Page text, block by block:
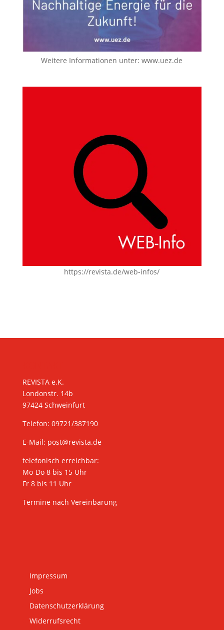
Weitere Informationen unter:www.uez.de
https://revista.de/web-infos/
REVISTA e.K.
Londonstr. 14b
97424 Schweinfurt
Telefon: 09721/387190
E-Mail: post@revista.de
telefonisch erreichbar:
Mo-Do 8 bis 15 Uhr
Fr 8 bis 11 Uhr
Termine nach Vereinbarung
Impressum
Jobs
Datenschutzerklärung
Widerrufsrecht